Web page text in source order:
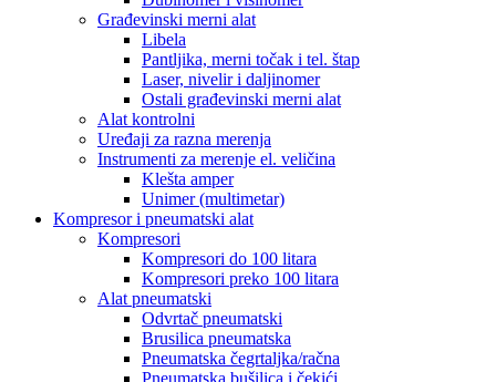
Građevinski merni alat
Libela
Pantljika, merni točak i tel. štap
Laser, nivelir i daljinomer
Ostali građevinski merni alat
Alat kontrolni
Uređaji za razna merenja
Instrumenti za merenje el. veličina
Klešta amper
Unimer (multimetar)
Kompresor i pneumatski alat
Kompresori
Kompresori do 100 litara
Kompresori preko 100 litara
Alat pneumatski
Odvrtač pneumatski
Brusilica pneumatska
Pneumatska čegrtaljka/račna
Pneumatska bušilica i čekići